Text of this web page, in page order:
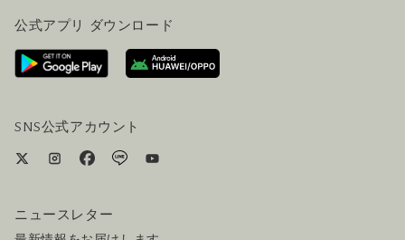
お問い合わせ
ご来場にあたって
ホテルへのアクセス
ビジター向けサービス
公式アプリ ダウンロード
SNS公式アカウント
ニュースレター